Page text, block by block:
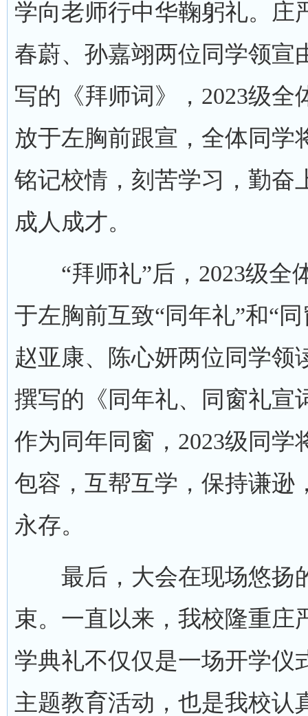
学向老师行中华鞠躬礼。庄
春蔚、孙嘉翊两位同学领宣
写的《拜师词》，2023级全
放于左胸前跟宣，全体同学
铭记校情，刻苦学习，勤奋
成人成才。
“拜师礼”后，2023级全
于左胸前互致“同年礼”和“
赵亚康、陈心妍两位同学领
撰写的《同年礼、同窗礼宣
作为同年同窗，2023级同
包容，互帮互学，保持谦逊
永存。
最后，大会在现场悠扬
束。一直以来，我校隆重庄
学典礼不仅仅是一场开学仪
主题教育活动，也是我校认